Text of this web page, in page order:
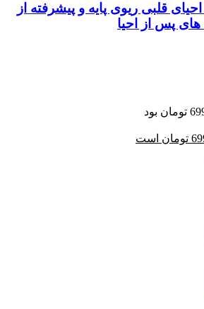
قلبی ریوی پایه و پیشرفته از
پس از احیا